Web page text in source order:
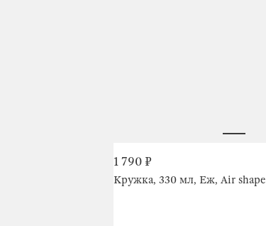
1 790 ₽
Кружка, 330 мл, Еж, Air shape